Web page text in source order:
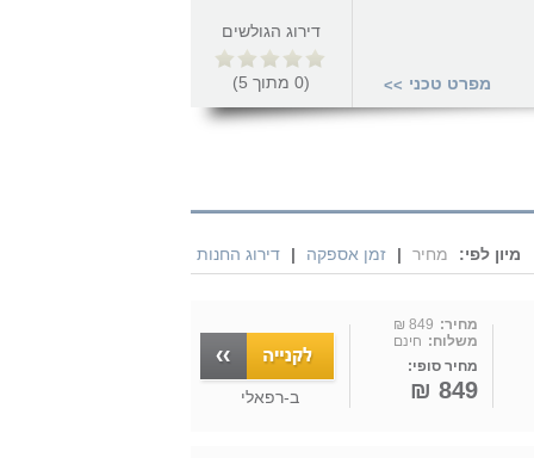
מפרט טכני >>
דירוג הגולשים
(
0 מתוך 5
)
מיון לפי: מחיר | זמן אספקה | דירוג החנות
מחיר: 849 ₪
משלוח: חינם
מחיר סופי:
849 ₪ ב-רפאלי